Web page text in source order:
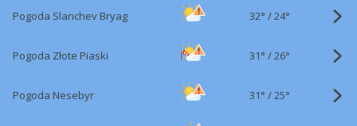
Pogoda Slanchev Bryag 32° /24°
Pogoda Złote Piaski 31° /26°
Pogoda Nesebyr 31° /25°